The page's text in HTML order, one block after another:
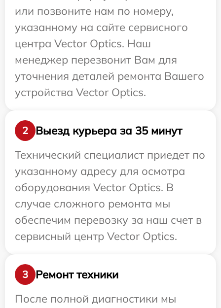
или позвоните нам по номеру,
указанному на сайте сервисного
центра Vector Optics. Наш
менеджер перезвонит Вам для
уточнения деталей ремонта Вашего
устройства Vector Optics.
2
Выезд курьера за 35 минут
Технический специалист приедет по
указанному адресу для осмотра
оборудования Vector Optics. В
случае сложного ремонта мы
обеспечим перевозку за наш счет в
сервисный центр Vector Optics.
3
Ремонт техники
После полной диагностики мы